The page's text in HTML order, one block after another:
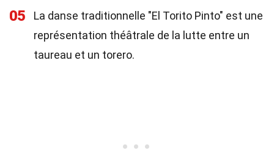
05
La danse traditionnelle "El Torito Pinto" est une
représentation théâtrale de la lutte entre un
taureau et un torero.